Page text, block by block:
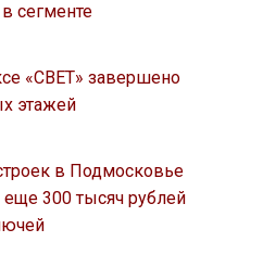
сегменте
«СВЕТ» завершено
этажей
в Подмосковье
еще 300 тысяч рублей